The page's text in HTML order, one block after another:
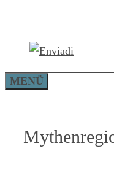
springen
MENÜ